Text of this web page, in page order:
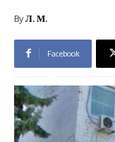
ByЛ. М.
Facebook